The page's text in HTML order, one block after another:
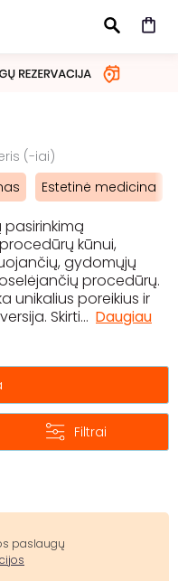
IEŠKOTI
(-iai)
Estetinė medicina
kūnui,
gydomųjų
procedūrų.
unikalius poreikius ir
Skirti... Daugiau
Filtrai
paslaugų